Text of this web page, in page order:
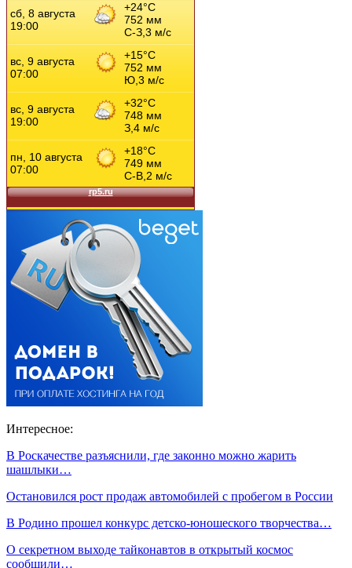
Интересное:
В Роскачестве разъяснили, где законно можно жарить
шашлыки…
Остановился рост продаж автомобилей с пробегом в России
В Родино прошел конкурс детско-юношеского творчества…
О секретном выходе тайконавтов в открытый космос
сообщили…